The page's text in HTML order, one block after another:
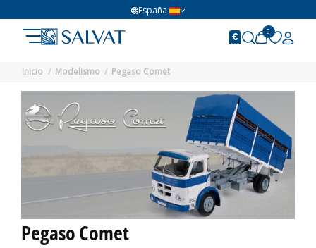
España
0
Inicio Modelismo Pegaso Comet
Pegaso Comet